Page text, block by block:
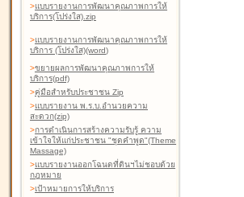
>แบบรายงานการพัฒนาคุณภาพการให้
บริการ(โปร่งใส).zip
>แบบรายงานการพัฒนาคุณภาพการให้
บริการ (โปร่งใส)(word)
>ขยายผลการพัฒนาคุณภาพการให้
บริการ(pdf)
>คู่มือสำหรับประชาชน Zip
>แบบรายงาน พ.ร.บ.อำนวยความ
สะดวก(zip)
>การดำเนินการสร้างความรับรู้ ความ
เข้าใจให้แก่ประชาชน "ชุดคำพูด"(Theme
Massage)
>แบบรายงานออกโฉนดที่ดินฯไม่ชอบด้วย
กฎหมาย
>เป้าหมายการให้บริการ